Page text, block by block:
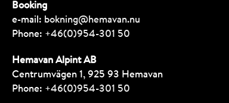
Booking
e-mail: bokning@hemavan.nu
Phone: +46(0)954-301 50
Hemavan Alpint AB
Centrumvägen 1, 925 93 Hemavan
Phone: +46(0)954-301 50